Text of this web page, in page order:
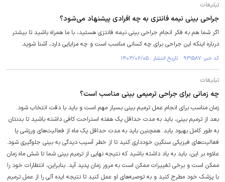
تبلیغات
جراحی بینی نیمه فانتزی به چه افرادی پیشنهاد می‌شود؟
اگر شما هم به فکر انجام جراحی بینی نیمه فانتزی هستید، با ما همراه باشید تا بیشتر
درباره اینکه این جراحی برای چه کسانی مناسب است و چه مزایایی دارد، آشنا شوید.
کد خبر: ۹۳۱۵۸۷ تاریخ انتشار : ۱۴۰۳/۰۶/۰۵
تبلیغات
چه زمانی برای جراحی ترمیمی بینی مناسب است؟
زمان مناسب برای انجام عمل ترمیم بینی بسیار مهم است و باید با دقت انتخاب شود.
بعد از ترمیم بینی، باید به مدت حداقل یک هفته استراحت کافی داشته باشید تا بدنتان
به طور کامل بهبود یابد. همچنین باید به مدت حداقل یک ماه از فعالیت‌های ورزشی یا
فعالیت‌های فیزیکی سنگین خودداری کنید تا از خطر آسیب دیدگی به بینی جلوگیری شود.
علاوه بر این، باید به یاد داشته باشید که نتیجه نهایی از ترمیم بینی شما تا شش ماه زمان
ممکن است و برخی تغییرات ممکن است به مرور زمان پدید آید. بنابراین، انتظارات خود را
با پزشک خود مطرح کنید و به توصیه‌های او عمل کنید تا نتیجه ایده آلی را از عمل ترمیم